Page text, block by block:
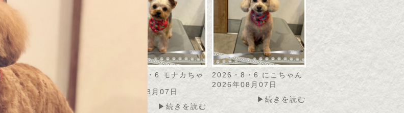
2026・8・7 アメリちゃ
ん
2026年08月07日
▶続きを読む
2026・8・6 モナカちゃ
2026年08月07日
▶続きを読む
2026・8・6 にこちゃん
2026年08月07日
▶続きを読む